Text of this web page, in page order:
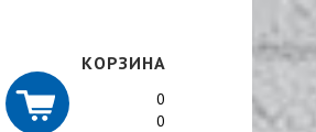
КОРЗИНА
0
0